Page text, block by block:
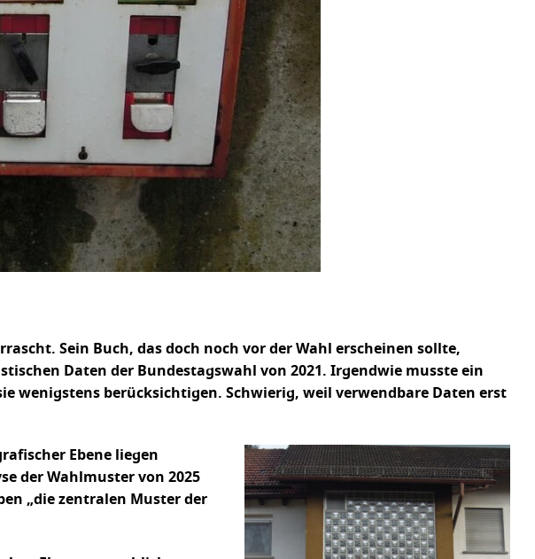
Sein Buch, das doch noch vor der Wahl erscheinen sollte,
Daten der Bundestagswahl von 2021. Irgendwie musste ein
wenigstens berücksichtigen. Schwierig, weil verwendbare Daten erst
Ebene liegen
der Wahlmuster von 2025
„die zentralen Muster der